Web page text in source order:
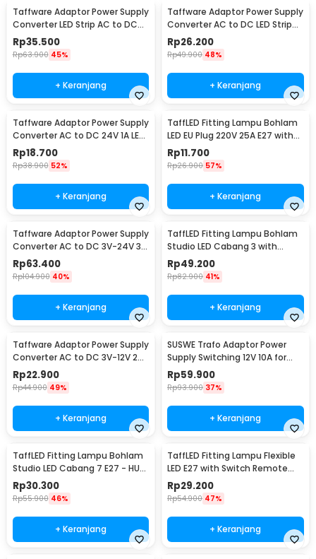
Taffware Adaptor Power Supply
Converter LED Strip AC to DC
12V 4A - 1240
Rp35.500
Rp63.900 45%
+ Keranjang
Taffware Adaptor Power Supply
Converter AC to DC LED Strip
24V 2A - 2420 / 1820
Rp26.200
Rp49.900 48%
+ Keranjang
Taffware Adaptor Power Supply
Converter AC to DC 24V 1A LED
Strip - 2410
Rp18.700
Rp38.900 52%
+ Keranjang
TaffLED Fitting Lampu Bohlam
LED EU Plug 220V 25A E27 with
Switch - HF-666
Rp11.700
Rp26.900 57%
+ Keranjang
Taffware Adaptor Power Supply
Converter AC to DC 3V-24V 3A
Adjustable - BSK-602
Rp63.400
Rp104.900 40%
+ Keranjang
TaffLED Fitting Lampu Bohlam
Studio LED Cabang 3 with
Switch 220V E27 - HU-300
Rp49.200
Rp82.900 41%
+ Keranjang
Taffware Adaptor Power Supply
Converter AC to DC 3V-12V 2A
Adjustable - 31220
Rp22.900
Rp44.900 49%
+ Keranjang
SUSWE Trafo Adaptor Power
Supply Switching 12V 10A for
Modul LED CCTV - S-120-12
Rp59.900
Rp93.900 37%
+ Keranjang
TaffLED Fitting Lampu Bohlam
Studio LED Cabang 7 E27 - HU-
700
Rp30.300
Rp55.900 46%
+ Keranjang
TaffLED Fitting Lampu Flexible
LED E27 with Switch Remote
Control - HF-555
Rp29.200
Rp54.900 47%
+ Keranjang